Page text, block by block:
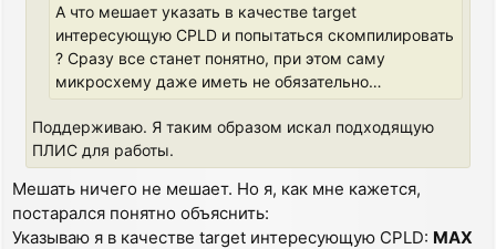
А что мешает указать в качестве target
интересующую CPLD и попытаться скомпилировать
? Сразу все станет понятно, при этом саму
микросхему даже иметь не обязательно…
Поддерживаю. Я таким образом искал подходящую
ПЛИС для работы.
Мешать ничего не мешает. Но я, как мне кажется,
постарался понятно объяснить:
Указываю я в качестве target интересующую CPLD: MAX